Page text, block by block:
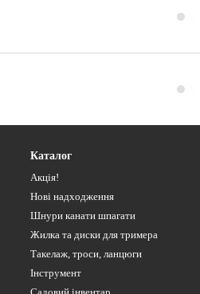
Каталог
Акція!
Нові надходження
Шнури канати шпагати
Жилка та диски для тримера
Такелаж, троси, ланцюги
Інструмент